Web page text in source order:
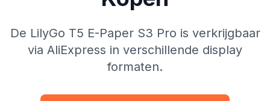
De LilyGo T5 E-Paper S3 Pro is verkrijgbaar
via AliExpress in verschillende display
formaten.